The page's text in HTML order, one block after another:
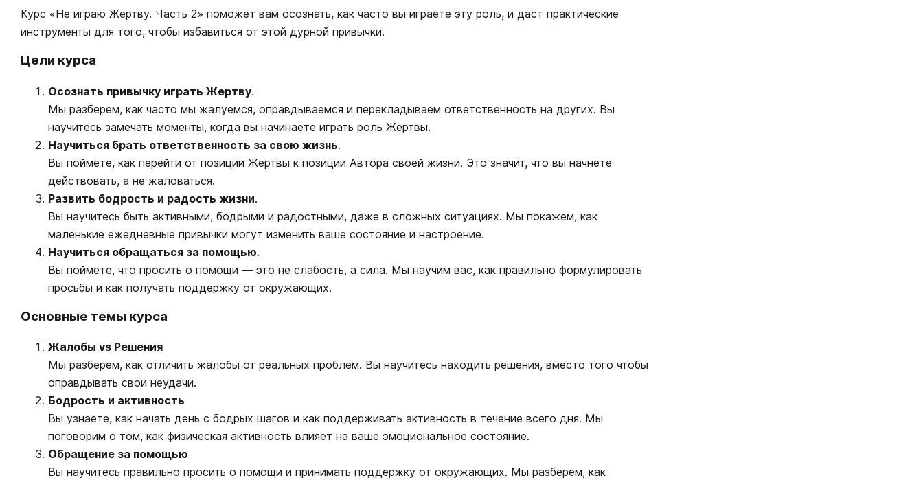
Курс «Не играю Жертву. Часть 2» поможет вам осознать, как часто вы играете эту роль, и даст практические
инструменты для того, чтобы избавиться от этой дурной привычки.
Цели курса
Осознать привычку играть Жертву.
Мы разберем, как часто мы жалуемся, оправдываемся и перекладываем ответственность на других. Вы
научитесь замечать моменты, когда вы начинаете играть роль Жертвы.
Научиться брать ответственность за свою жизнь.
Вы поймете, как перейти от позиции Жертвы к позиции Автора своей жизни. Это значит, что вы начнете
действовать, а не жаловаться.
Развить бодрость и радость жизни.
Вы научитесь быть активными, бодрыми и радостными, даже в сложных ситуациях. Мы покажем, как
маленькие ежедневные привычки могут изменить ваше состояние и настроение.
Научиться обращаться за помощью.
Вы поймете, что просить о помощи — это не слабость, а сила. Мы научим вас, как правильно формулировать
просьбы и как получать поддержку от окружающих.
Основные темы курса
Жалобы vs Решения
Мы разберем, как отличить жалобы от реальных проблем. Вы научитесь находить решения, вместо того чтобы
оправдывать свои неудачи.
Бодрость и активность
Вы узнаете, как начать день с бодрых шагов и как поддерживать активность в течение всего дня. Мы
поговорим о том, как физическая активность влияет на ваше эмоциональное состояние.
Обращение за помощью
Вы научитесь правильно просить о помощи и принимать поддержку от окружающих. Мы разберем, как